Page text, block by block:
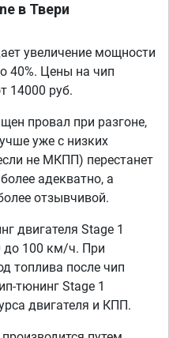
в Твери
увеличение мощности
40%. Цены на чип
14000 руб.
провал при разгоне,
уже с низких
не МКПП) перестанет
адекватно, а
отзывчивой.
двигателя Stage 1
до 100 км/ч. При
топлива после чип
тюнинг Stage 1
двигателя и КПП.